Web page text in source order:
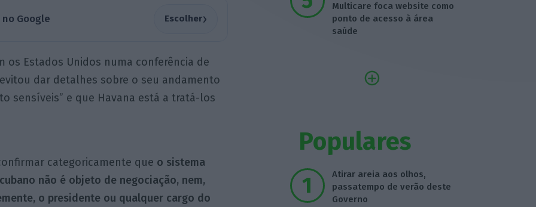
Google Escolher›
os Estados Unidos numa conferência de
dar detalhes sobre o seu andamento
sensíveis” e que Havana está a tratá-los
categoricamente que o sistema
não é objeto de negociação, nem,
o presidente ou qualquer cargo do
Multicare foca website como
ponto de acesso à área
saúde
Populares
Atirar areia aos olhos,
passatempo de verão deste
Governo